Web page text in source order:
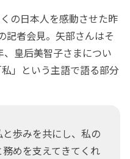
の日本人を感動させた昨
記者会見。矢部さんはそ
皇后美智子さまについ
」という主語で語る部分
と歩みを共にし、私の
めを支えてきてくれ